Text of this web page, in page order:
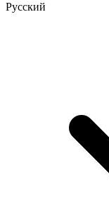
Русский